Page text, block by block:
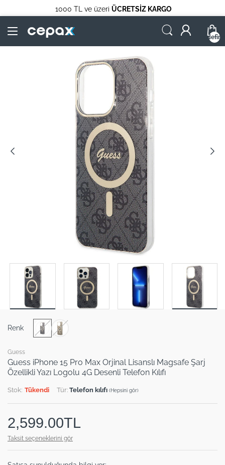
1000 TL ve üzeri ÜCRETSİZ KARGO
Guess
Guess iPhone 15 Pro Max Orjinal Lisanslı Magsafe Şarj
Özellikli Yazı Logolu 4G Desenli Telefon Kılıfı
Stok: Tükendi Tür: Telefon kılıfı (Hepsini gör)
2,599.00TL
Taksit seçeneklerini gör
Renk